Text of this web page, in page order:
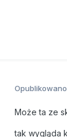
Opublikowano
Może ta ze
tak wygląda